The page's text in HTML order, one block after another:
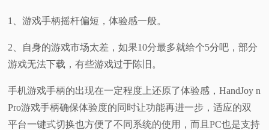
1、游戏手柄摇杆偏短，体验感一般。
2、自身的游戏市场太差，如果10分最多就给个5分吧，部分
游戏无法下载，有些游戏过于陈旧。
手机游戏手柄的出现在一定程度上还原了体验感，HandJoy n
Pro游戏手柄确保体验度的同时让功能再进一步，适应的双
平台一键式切换也方便了不同系统的使用，而且PC也是支持